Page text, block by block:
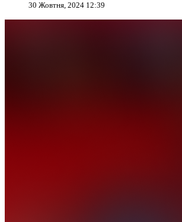
30 Жовтня, 2024 12:39